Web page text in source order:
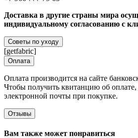
Доставка в другие страны мира
индивидуальному согласованию с
Советы по уходу
[getfabric]
Оплата
Оплата производится на сайте
Чтобы получить квитанцию об оплате,
электронной почты при покупке.
Отзывы
Вам также может понравиться